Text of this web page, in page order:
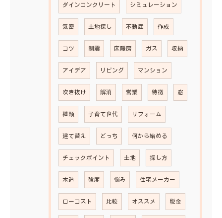
ダインコンクリート シミュレーション
気密 土地探し 不動産 作成
コツ 制震 床暖房 ガス 収納
アイデア リビング マンション
吹き抜け 解消 営業 特徴 窓
種類 子育て世代 リフォーム
建て替え どっち 何から始める
チェックポイント 土地 探し方
木造 強度 悩み 住宅メーカー
ローコスト 比較 オススメ 税金